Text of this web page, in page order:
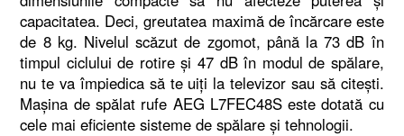
capacitatea. Deci, greutatea maximă de încărcare este
de 8 kg. Nivelul scăzut de zgomot, până la 73 dB în
timpul ciclului de rotire și 47 dB în modul de spălare,
nu te va împiedica să te uiți la televizor sau să citești.
Mașina de spălat rufe AEG L7FEC48S este dotată cu
cele mai eficiente sisteme de spălare și tehnologii.